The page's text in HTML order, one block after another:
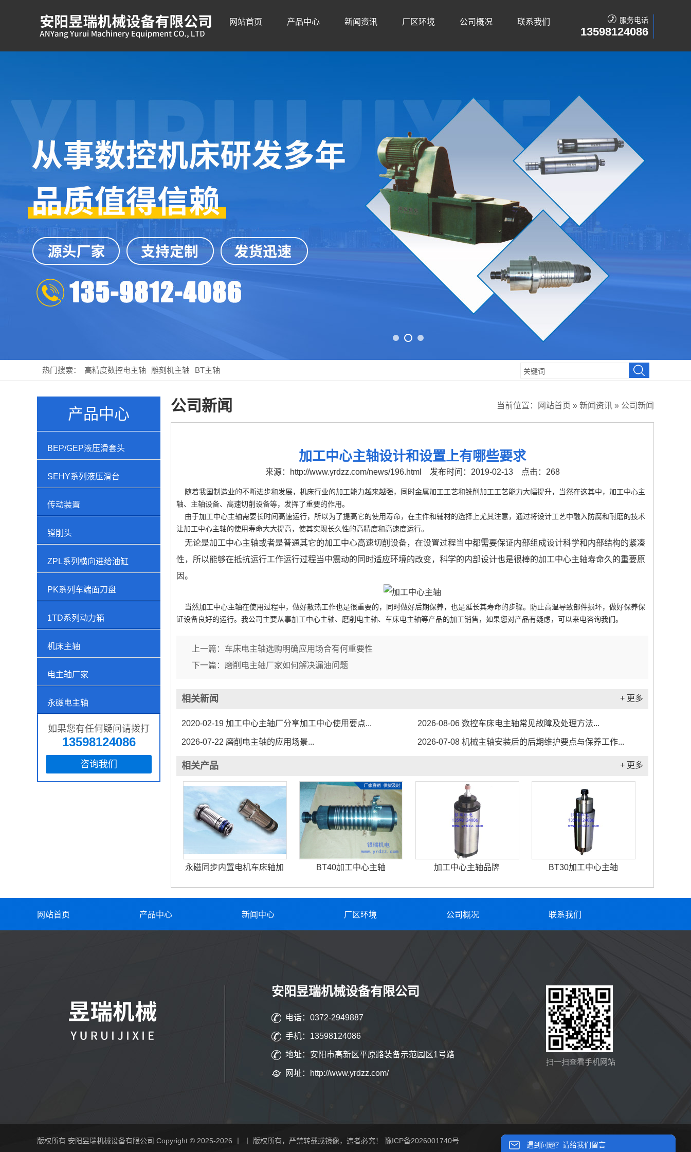
网站首页 产品中心 新闻资讯 厂区环境 公司概况 联系我们 服务电话
13598124086
热门搜索： 高精度数控电主轴 雕刻机主轴 BT主轴
产品中心
BEP/GEP液压滑套头
SEHY系列液压滑台
传动装置
镗削头
ZPL系列横向进给油缸
PK系列车端面刀盘
1TD系列动力箱
机床主轴
电主轴厂家
永磁电主轴
如果您有任何疑问请拨打
13598124086
咨询我们
公司新闻 当前位置： 网站首页 » 新闻资讯 » 公司新闻
加工中心主轴设计和设置上有哪些要求
来源： http://www.yrdzz.com/news/196.html 发布时间：2019-02-13 点击：268
随着我国制造业的不断进步和发展，机床行业的加工能力越来越强，同时金属加工工艺和铣削加工工艺能力大幅提升，当然在这其中，加工中心主
轴、主轴设备、高速切削设备等，发挥了重要的作用。
由于加工中心主轴需要长时间高速运行，所以为了提高它的使用寿命，在主件和辅材的选择上尤其注意，通过将设计工艺中融入防腐和耐磨的技术
让加工中心主轴的使用寿命大大提高，使其实现长久性的高精度和高速度运行。
无论是加工中心主轴或者是普通其它的加工中心高速切削设备，在设置过程当中都需要保证内部组成设计科学和内部结构的紧凑
性，所以能够在抵抗运行工作运行过程当中震动的同时适应环境的改变，科学的内部设计也是很棒的加工中心主轴寿命久的重要原
因。
当然加工中心主轴在使用过程中，做好散热工作也是很重要的，同时做好后期保养，也是延长其寿命的步骤。防止高温导致部件损坏，做好保养保
证设备良好的运行。我公司主要从事加工中心主轴、磨削电主轴、车床电主轴等产品的加工销售，如果您对产品有疑虑，可以来电咨询我们。
上一篇： 车床电主轴选购明确应用场合有何重要性
下一篇： 磨削电主轴厂家如何解决漏油问题
相关新闻 + 更多
2020-02-19 加工中心主轴厂分享加工中心使用要点... 2026-08-06 数控车床电主轴常见故障及处理方法...
2026-07-22 磨削电主轴的应用场景... 2026-07-08 机械主轴安装后的后期维护要点与保养工作...
相关产品 + 更多
永磁同步内置电机车床轴加 BT40加工中心主轴 加工中心主轴品牌 BT30加工中心主轴
网站首页 产品中心 新闻中心 厂区环境 公司概况 联系我们
安阳昱瑞机械设备有限公司
电话：0372-2949887
手机：13598124086
地址：安阳市高新区平原路装备示范园区1号路
网址：http://www.yrdzz.com/
扫一扫查看手机网站
版权所有 安阳昱瑞机械设备有限公司 Copyright © 2025-2026 丨 丨 版权所有，严禁转载或镜像，违者必究！ 豫ICP备2026001740号 遇到问题？请给我们留言